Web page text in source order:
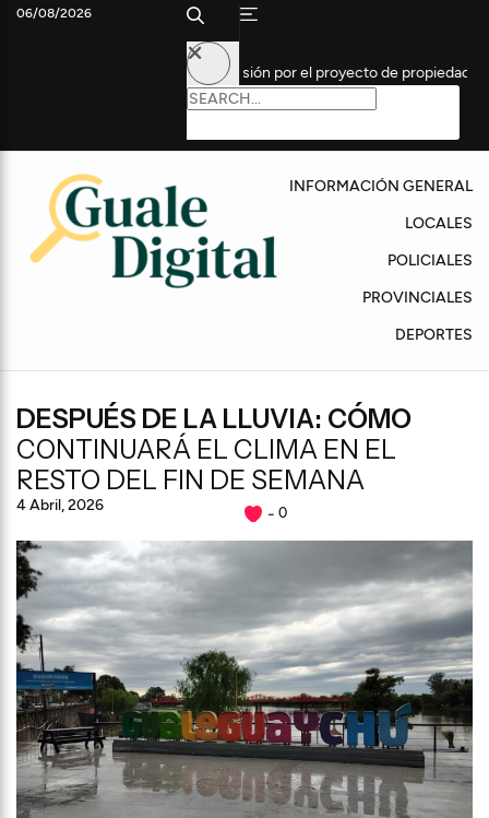
el Senado reanudó la sesión por el proyecto de propiedad privada
06/08/2026
INFORMACIÓN GENERAL
LOCALES
POLICIALES
PROVINCIALES
DEPORTES
DESPUÉS DE LA LLUVIA: CÓMO
CONTINUARÁ EL CLIMA EN EL
RESTO DEL FIN DE SEMANA
4 Abril, 2026 0